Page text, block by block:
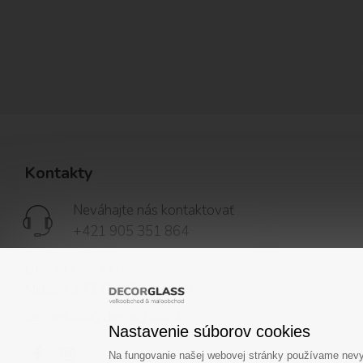
Kontakty
Neváhajte nás kontaktovať
+421 905 351 864
Milhosť 123, 044 58 Milhosť
Nastavenie súborov cookies
Na fungovanie našej webovej stránky používame